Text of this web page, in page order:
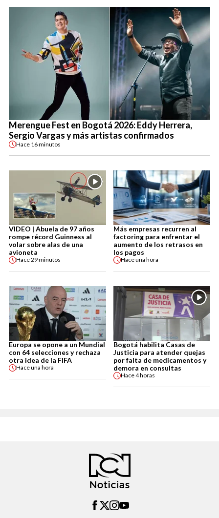
Merengue Fest en Bogotá 2026: Eddy Herrera,
Sergio Vargas y más artistas confirmados
Hace 16 minutos
VIDEO | Abuela de 97 años
rompe récord Guinness al
volar sobre alas de una
avioneta
Hace29 minutos
Más empresas recurren al
factoring para enfrentar el
aumento de los retrasos en
los pagos
Haceuna hora
Europa se opone a un Mundial
con 64 selecciones y rechaza
otra idea de la FIFA
Haceuna hora
Bogotá habilita Casas de
Justicia para atender quejas
por falta de medicamentos y
demora en consultas
Hace4 horas